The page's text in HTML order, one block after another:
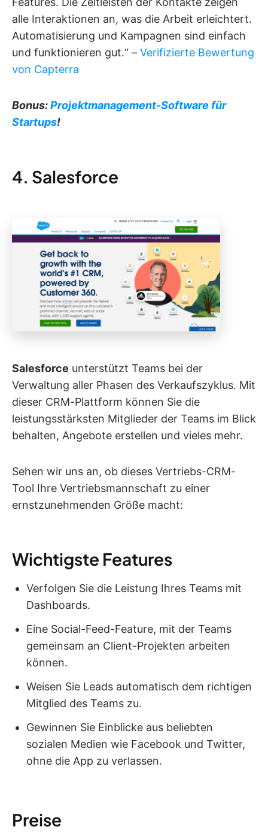
alle Interaktionen an, was die Arbeit erleichtert.
Automatisierung und Kampagnen sind einfach
und funktionieren gut.“ – Verifizierte Bewertung
von Capterra
Bonus:Projektmanagement-Software für
Startups!
4. Salesforce
Salesforce unterstützt Teams bei der
Verwaltung aller Phasen des Verkaufszyklus. Mit
dieser CRM-Plattform können Sie die
leistungsstärksten Mitglieder der Teams im Blick
behalten, Angebote erstellen und vieles mehr.
Sehen wir uns an, ob dieses Vertriebs-CRM-
Tool Ihre Vertriebsmannschaft zu einer
ernstzunehmenden Größe macht:
Wichtigste Features
Verfolgen Sie die Leistung Ihres Teams mit
Dashboards.
Eine Social-Feed-Feature, mit der Teams
gemeinsam an Client-Projekten arbeiten
können.
Weisen Sie Leads automatisch dem richtigen
Mitglied des Teams zu.
Gewinnen Sie Einblicke aus beliebten
sozialen Medien wie Facebook und Twitter,
ohne die App zu verlassen.
Preise